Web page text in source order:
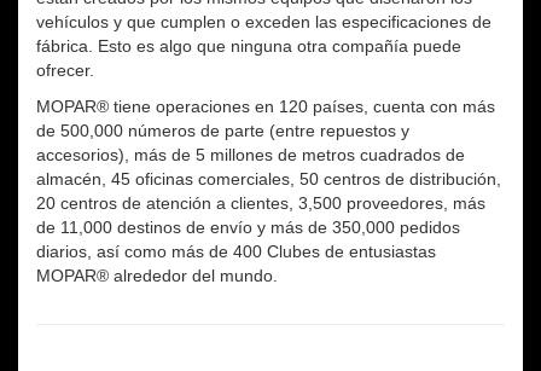
vehículos y que cumplen o exceden las especificaciones de
fábrica. Esto es algo que ninguna otra compañía puede
ofrecer.
MOPAR® tiene operaciones en 120 países, cuenta con más
de 500,000 números de parte (entre repuestos y
accesorios), más de 5 millones de metros cuadrados de
almacén, 45 oficinas comerciales, 50 centros de distribución,
20 centros de atención a clientes, 3,500 proveedores, más
de 11,000 destinos de envío y más de 350,000 pedidos
diarios, así como más de 400 Clubes de entusiastas
MOPAR® alrededor del mundo.